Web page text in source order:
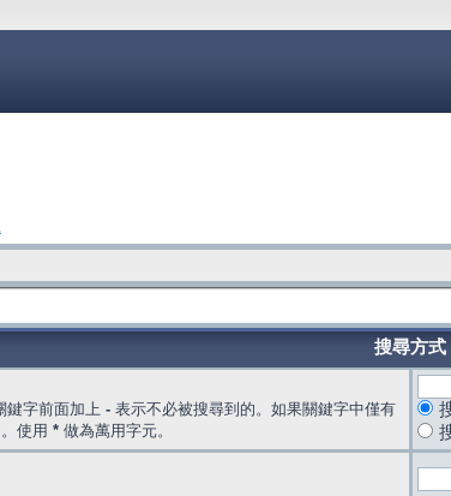
搜尋方式
鍵字前面加上 - 表示不必被搜尋到的。如果關鍵字中僅有
使用 * 做為萬用字元。